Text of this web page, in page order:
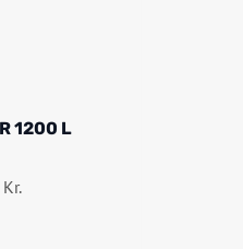
1200 L
Kr.D